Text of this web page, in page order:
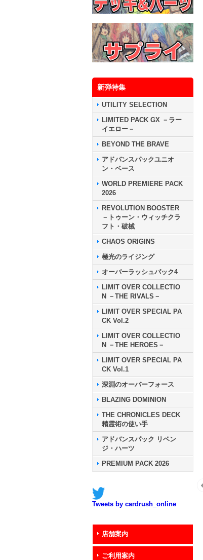
新弾特集
UTILITY SELECTION
LIMITED PACK GX －ラー
イエロー－
BEYOND THE BRAVE
アドバンスパックユニオ
ン・ベース
WORLD PREMIERE PACK
2026
REVOLUTION BOOSTER
－トゥーン・ウィッチクラ
フト・破械
CHAOS ORIGINS
極光のライジング
オーバーラッシュパック4
LIMIT OVER COLLECTIO
N －THE RIVALS－
LIMIT OVER SPECIAL PA
CK Vol.2
LIMIT OVER COLLECTIO
N －THE HEROES－
LIMIT OVER SPECIAL PA
CK Vol.1
深淵のオーバーフォース
BLAZING DOMINION
THE CHRONICLES DECK
精霊術の使い手
アドバンスパック リベン
ジ・ハーツ
PREMIUM PACK 2026
Tweets by cardrush_online
店舗案内
ご利用案内